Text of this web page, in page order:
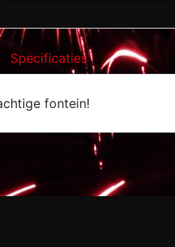
Specificaties
fontein!